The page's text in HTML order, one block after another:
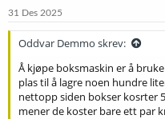
e
31 Des 2025
Oddvar Demmo skrev:
Å kjøpe boksmaskin er å
plas til å lagre noen hundre
nettopp siden bokser kosrter
mener de koster bare ett par